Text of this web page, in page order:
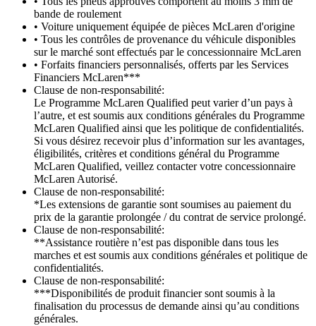
bande de roulement
• Voiture uniquement équipée de pièces McLaren d'origine
• Tous les contrôles de provenance du véhicule disponibles
sur le marché sont effectués par le concessionnaire McLaren
• Forfaits financiers personnalisés, offerts par les Services
Financiers McLaren***
Clause de non-responsabilité:
Le Programme McLaren Qualified peut varier d’un pays à
l’autre, et est soumis aux conditions générales du Programme
McLaren Qualified ainsi que les politique de confidentialités.
Si vous désirez recevoir plus d’information sur les avantages,
éligibilités, critères et conditions général du Programme
McLaren Qualified, veillez contacter votre concessionnaire
McLaren Autorisé.
Clause de non-responsabilité:
*Les extensions de garantie sont soumises au paiement du
prix de la garantie prolongée / du contrat de service prolongé.
Clause de non-responsabilité:
**Assistance routière n’est pas disponible dans tous les
marches et est soumis aux conditions générales et politique de
confidentialités.
Clause de non-responsabilité:
***Disponibilités de produit financier sont soumis à la
finalisation du processus de demande ainsi qu’au conditions
générales.